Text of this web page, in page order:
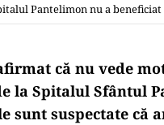
Pantelimon nu a
că nu vede
la Spitalul Sfântul
sunt suspectate că